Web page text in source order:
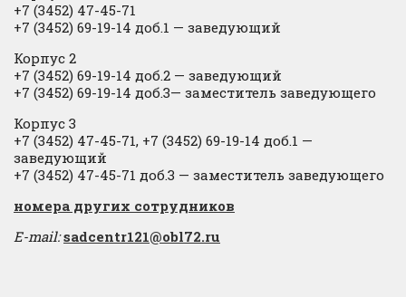
+7 (3452) 47-45-71
+7 (3452) 69-19-14 доб.1 — заведующий
Корпус 2
+7 (3452) 69-19-14 доб.2 — заведующий
+7 (3452) 69-19-14 доб.3— заместитель заведующего
Корпус 3
+7 (3452) 47-45-71, +7 (3452) 69-19-14 доб.1 —
заведующий
+7 (3452) 47-45-71 доб.3 — заместитель заведующего
​номера других сотрудников
E-mail: sadcentr121@obl72.ru